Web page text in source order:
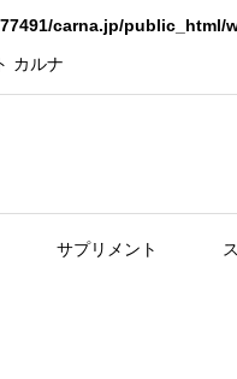
carna.jp/
カルナ
サプリメント